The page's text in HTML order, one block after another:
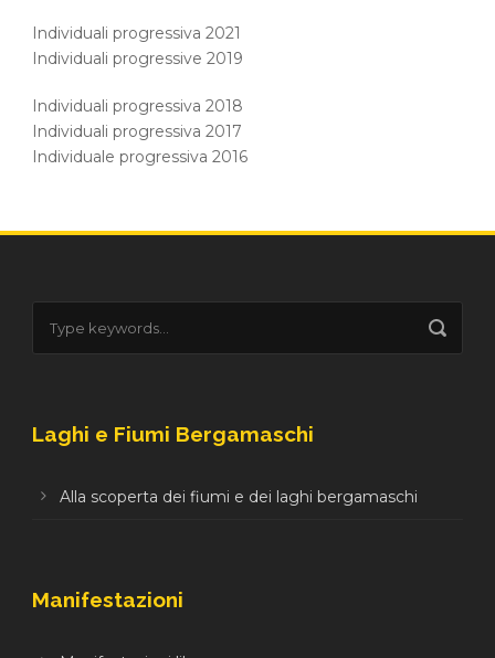
Individuali progressiva 2021
Individuali progressive 2019
Individuali progressiva 2018
Individuali progressiva 2017
Individuale progressiva 2016
Laghi e Fiumi Bergamaschi
Alla scoperta dei fiumi e dei laghi bergamaschi
Manifestazioni